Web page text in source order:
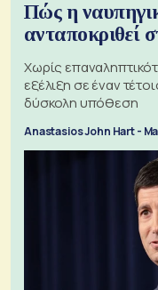
Πώς η
ανταποκριθεί
Χωρίς
εξέλιξη σε έναν
δύσκολη υπόθεση
Anastasios John Hart -